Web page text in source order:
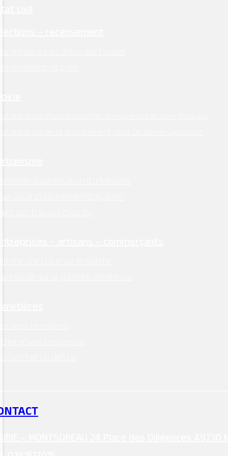
civil
– recensement
sur les listes électorales
citoyen
d’occupation du domaine public pour travaux
de stationnement pour un déménagement
d’autorisation d’urbanisme
Local d’Urbanisme (PLUI), AVAP
des travaux chez soi
– artisans – commerçants
une place sur le marché
locale sur la publicité extérieure
deux cimetières
une concession
un défunt
– MONTSOREAU 24 Place des Diligences